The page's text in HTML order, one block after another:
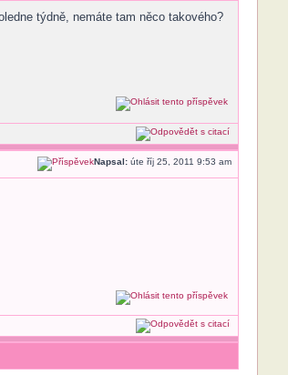
týdně, nemáte tam něco takového?
Napsal:úte říj 25, 2011 9:53 am